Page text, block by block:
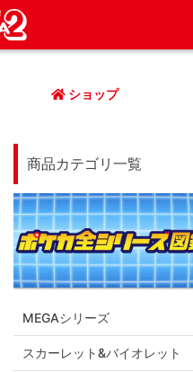
ショップ
商品カテゴリ一覧
MEGAシリーズ
スカーレット&バイオレット